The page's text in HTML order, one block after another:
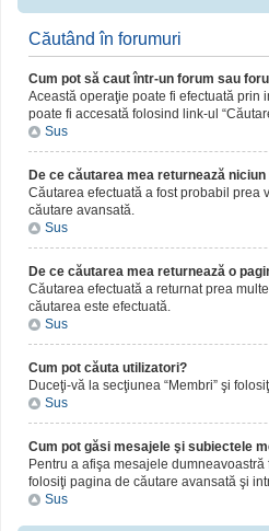
Căutând în forumuri
Cum pot să caut într-un forum sau
Această operaţie poate fi efectuată prin
poate fi accesată folosind link-ul
Sus
De ce căutarea mea returnează
Căutarea efectuată a fost probabil prea
căutare avansată.
Sus
De ce căutarea mea returnează o
Căutarea efectuată a returnat prea
căutarea este efectuată.
Sus
Cum pot căuta utilizatori?
Duceţi-vă la secţiunea “Membri” şi
Sus
Cum pot găsi mesajele şi subiectele
Pentru a afişa mesajele
folosiţi pagina de căutare avansată şi
Sus